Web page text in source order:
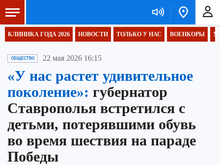
КЛИНИКА ГОДА 2026 НОВОСТИ ТОЛЬКО У НАС ВОЕНКОРЫ
ОБЩЕСТВО 22 мая 2026 16:15
«У нас растет удивительное
поколение»: губернатор
Ставрополья встретился с
детьми, потерявшими обувь
во время шествия на параде
Победы